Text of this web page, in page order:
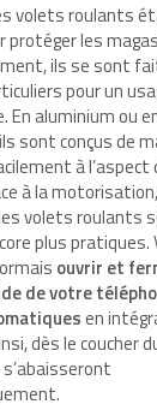
volets roulants
protéger les
ils se sont
pour un
En aluminium ou
sont conçus de
à l’aspect
à la
volets roulants
plus pratiques.
ouvrir et
de votre
en
dès le coucher